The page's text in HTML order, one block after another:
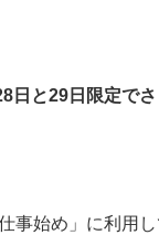
日と29日限定で
始め」に利用